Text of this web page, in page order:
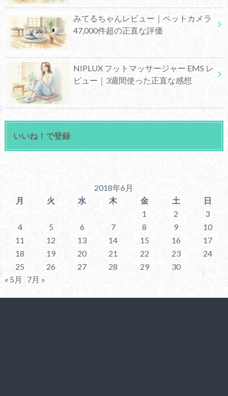
みてるちゃんレビュー｜ペットカメラ
47,000件超の正直な評価
NIPLUX フットマッサージャー EMS レ
ビュー｜3週間使った正直な感想
いいね！で登録
2018年6月
月
火 水 木 金 土
日
1
2
3
4
5 6 7 8 9
10
11
12 13 14 15 16
17
18
19 20 21 22 23
24
25
26 27 28 29
30
« 5月
7月 »